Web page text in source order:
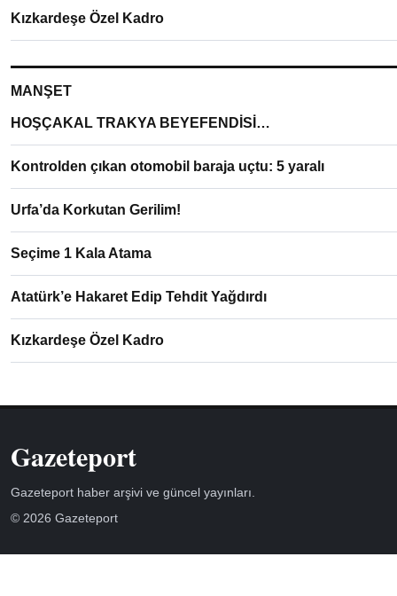
Kızkardeşe Özel Kadro
MANŞET
HOŞÇAKAL TRAKYA BEYEFENDİSİ…
Kontrolden çıkan otomobil baraja uçtu: 5 yaralı
Urfa’da Korkutan Gerilim!
Seçime 1 Kala Atama
Atatürk’e Hakaret Edip Tehdit Yağdırdı
Kızkardeşe Özel Kadro
Gazeteport
Gazeteport haber arşivi ve güncel yayınları.
© 2026 Gazeteport